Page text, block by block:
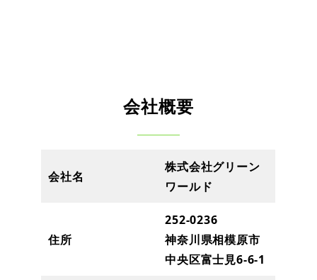
会社概要
会社名
株式会社グリーン
ワールド
住所
252-0236
神奈川県相模原市
中央区富士見6-6-1